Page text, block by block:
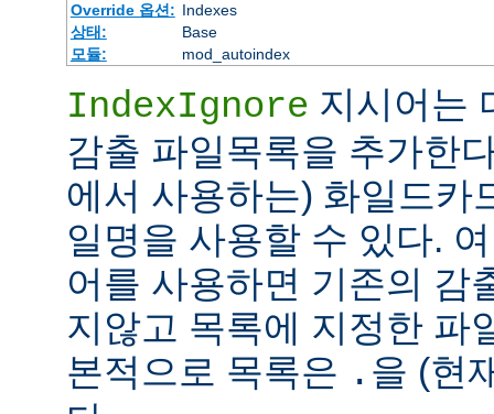
Override 옵션: Indexes
상태:
Base
모듈:
mod_autoindex
IndexIgnore 지시어는
감출 파일목록을 추가한
에서 사용하는) 화일드카
일명을 사용할 수 있다.
어를 사용하면 기존의 감
지않고 목록에 지정한 파
본적으로 목록은 . 을 (현